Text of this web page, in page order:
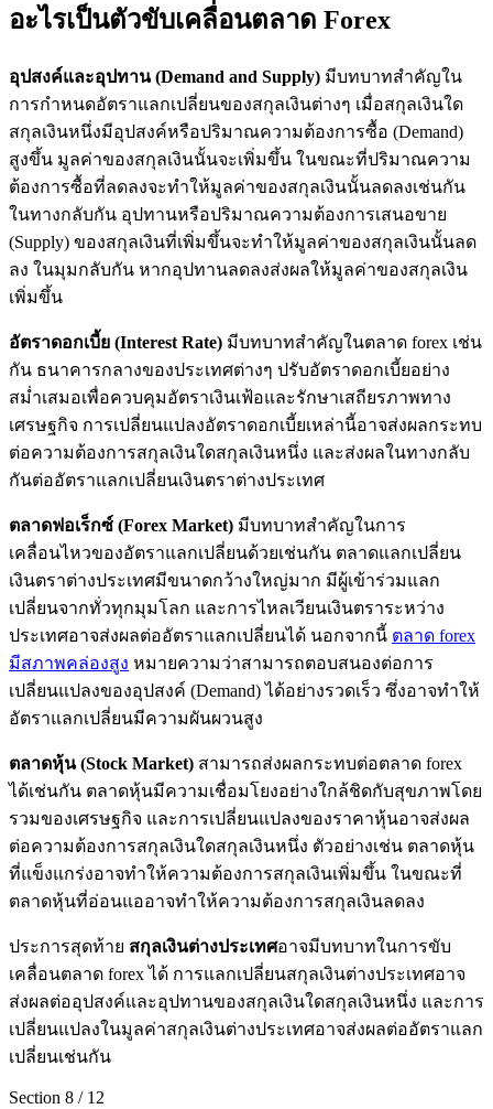
อะไรเป็นตัวขับเคลื่อนตลาด Forex
อุปสงค์และอุปทาน (Demand and Supply) มีบทบาทสำคัญใน
การกำหนดอัตราแลกเปลี่ยนของสกุลเงินต่างๆ เมื่อสกุลเงินใด
สกุลเงินหนึ่งมีอุปสงค์หรือปริมาณความต้องการซื้อ (Demand)
สูงขึ้น มูลค่าของสกุลเงินนั้นจะเพิ่มขึ้น ในขณะที่ปริมาณความ
ต้องการซื้อที่ลดลงจะทำให้มูลค่าของสกุลเงินนั้นลดลงเช่นกัน
ในทางกลับกัน อุปทานหรือปริมาณความต้องการเสนอขาย
(Supply) ของสกุลเงินที่เพิ่มขึ้นจะทำให้มูลค่าของสกุลเงินนั้นลด
ลง ในมุมกลับกัน หากอุปทานลดลงส่งผลให้มูลค่าของสกุลเงิน
เพิ่มขึ้น
อัตราดอกเบี้ย (Interest Rate) มีบทบาทสำคัญในตลาด forex เช่น
กัน ธนาคารกลางของประเทศต่างๆ ปรับอัตราดอกเบี้ยอย่าง
สม่ำเสมอเพื่อควบคุมอัตราเงินเฟ้อและรักษาเสถียรภาพทาง
เศรษฐกิจ การเปลี่ยนแปลงอัตราดอกเบี้ยเหล่านี้อาจส่งผลกระทบ
ต่อความต้องการสกุลเงินใดสกุลเงินหนึ่ง และส่งผลในทางกลับ
กันต่ออัตราแลกเปลี่ยนเงินตราต่างประเทศ
ตลาดฟอเร็กซ์ (Forex Market) มีบทบาทสำคัญในการ
เคลื่อนไหวของอัตราแลกเปลี่ยนด้วยเช่นกัน ตลาดแลกเปลี่ยน
เงินตราต่างประเทศมีขนาดกว้างใหญ่มาก มีผู้เข้าร่วมแลก
เปลี่ยนจากทั่วทุกมุมโลก และการไหลเวียนเงินตราระหว่าง
ประเทศอาจส่งผลต่ออัตราแลกเปลี่ยนได้ นอกจากนี้ ตลาด forex
มีสภาพคล่องสูง หมายความว่าสามารถตอบสนองต่อการ
เปลี่ยนแปลงของอุปสงค์ (Demand) ได้อย่างรวดเร็ว ซึ่งอาจทำให้
อัตราแลกเปลี่ยนมีความผันผวนสูง
ตลาดหุ้น (Stock Market) สามารถส่งผลกระทบต่อตลาด forex
ได้เช่นกัน ตลาดหุ้นมีความเชื่อมโยงอย่างใกล้ชิดกับสุขภาพโดย
รวมของเศรษฐกิจ และการเปลี่ยนแปลงของราคาหุ้นอาจส่งผล
ต่อความต้องการสกุลเงินใดสกุลเงินหนึ่ง ตัวอย่างเช่น ตลาดหุ้น
ที่แข็งแกร่งอาจทำให้ความต้องการสกุลเงินเพิ่มขึ้น ในขณะที่
ตลาดหุ้นที่อ่อนแออาจทำให้ความต้องการสกุลเงินลดลง
ประการสุดท้าย สกุลเงินต่างประเทศอาจมีบทบาทในการขับ
เคลื่อนตลาด forex ได้ การแลกเปลี่ยนสกุลเงินต่างประเทศอาจ
ส่งผลต่ออุปสงค์และอุปทานของสกุลเงินใดสกุลเงินหนึ่ง และการ
เปลี่ยนแปลงในมูลค่าสกุลเงินต่างประเทศอาจส่งผลต่ออัตราแลก
เปลี่ยนเช่นกัน
Section 8 / 12